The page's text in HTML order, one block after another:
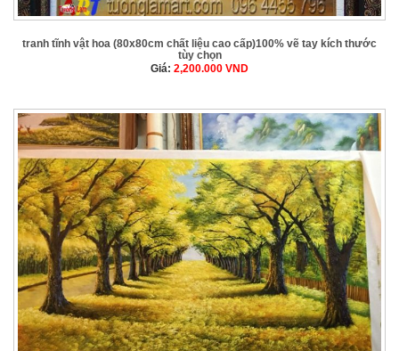
tranh tĩnh vật hoa (80x80cm chất liệu cao cấp)100% vẽ tay kích thước
tùy chọn
Giá: 2,200.000 VND